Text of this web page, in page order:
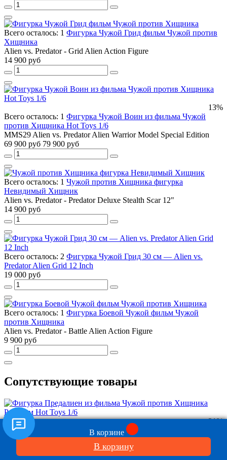
Всего осталось: 1 Фигурка Чужой Грид фильм Чужой против
Хищника
Alien vs. Predator - Grid Alien Action Figure
14 900 руб
13%
Всего осталось: 1 Фигурка Чужой Воин из фильма Чужой
против Хищника Hot Toys 1/6
MMS29 Alien vs. Predator Alien Warrior Model Special Edition
69 900 руб 79 900 руб
Всего осталось: 1 Чужой против Хищника фигурка
Невидимый Хищник
Alien vs. Predator - Predator Deluxe Stealth Scar 12"
14 900 руб
Всего осталось: 2 Фигурка Чужой Грид 30 см — Alien vs.
Predator Alien Grid 12 Inch
19 000 руб
Всего осталось: 1 Фигурка Боевой Чужой фильм Чужой
против Хищника
Alien vs. Predator - Battle Alien Action Figure
9 900 руб
Сопутствующие товары
21%
Всего осталось: 1
Фигурка Предалиен из фильма Чужой
против Хищника Реквием Hot Toys 1/6
Aliens vs. Predator 2: Requiem Predalien Collectible Figure
54 900 руб69 900 руб
В корзине
В корзину